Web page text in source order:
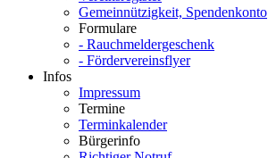
Gemeinnützigkeit, Spendenkonto
Formulare
- Rauchmeldergeschenk
- Fördervereinsflyer
Infos
Impressum
Termine
Terminkalender
Bürgerinfo